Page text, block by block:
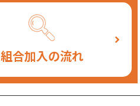
組合加入の流れ